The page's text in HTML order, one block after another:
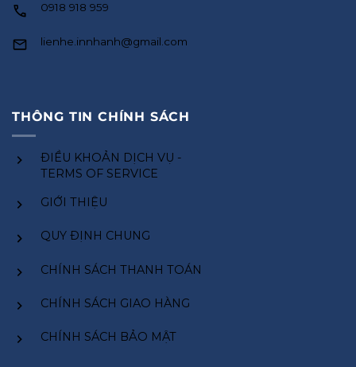
0918 918 959
lienhe.innhanh@gmail.com
THÔNG TIN CHÍNH SÁCH
ĐIỀU KHOẢN DỊCH VỤ -
TERMS OF SERVICE
GIỚI THIỆU
QUY ĐỊNH CHUNG
CHÍNH SÁCH THANH TOÁN
CHÍNH SÁCH GIAO HÀNG
CHÍNH SÁCH BẢO MẬT